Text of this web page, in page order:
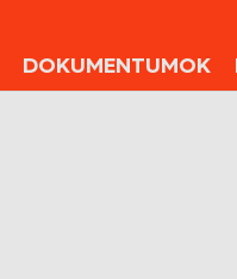
DOKUMENTUMOK